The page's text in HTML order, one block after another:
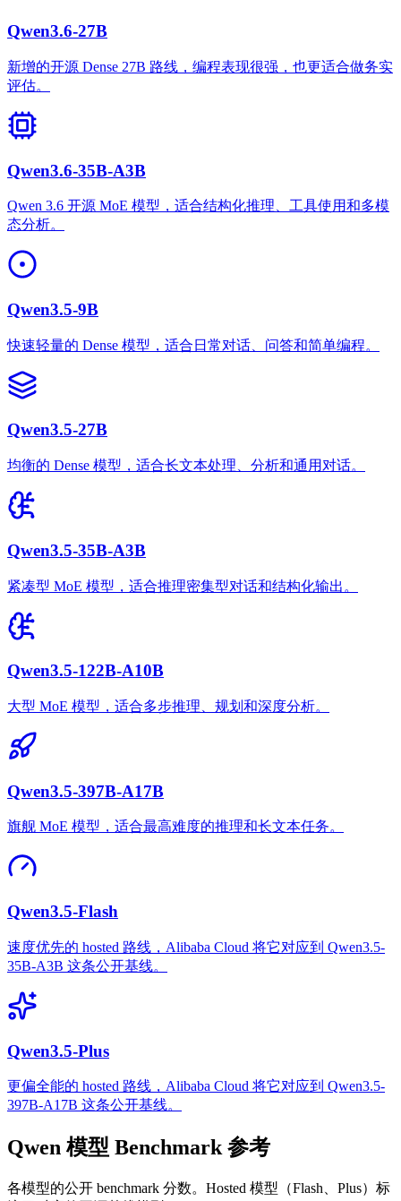
Qwen3.6-27B
新增的开源 Dense 27B 路线，编程表现很强，也更适合做务实
评估。
Qwen3.6-35B-A3B
Qwen 3.6 开源 MoE 模型，适合结构化推理、工具使用和多模
态分析。
Qwen3.5-9B
快速轻量的 Dense 模型，适合日常对话、问答和简单编程。
Qwen3.5-27B
均衡的 Dense 模型，适合长文本处理、分析和通用对话。
Qwen3.5-35B-A3B
紧凑型 MoE 模型，适合推理密集型对话和结构化输出。
Qwen3.5-122B-A10B
大型 MoE 模型，适合多步推理、规划和深度分析。
Qwen3.5-397B-A17B
旗舰 MoE 模型，适合最高难度的推理和长文本任务。
Qwen3.5-Flash
速度优先的 hosted 路线，Alibaba Cloud 将它对应到 Qwen3.5-
35B-A3B 这条公开基线。
Qwen3.5-Plus
更偏全能的 hosted 路线，Alibaba Cloud 将它对应到 Qwen3.5-
397B-A17B 这条公开基线。
Qwen 模型 Benchmark 参考
各模型的公开 benchmark 分数。Hosted 模型（Flash、Plus）标